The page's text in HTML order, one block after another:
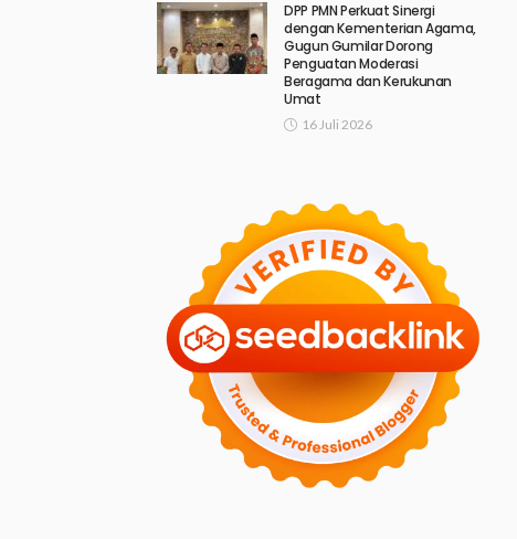
DPP PMN Perkuat Sinergi
dengan Kementerian Agama,
Gugun Gumilar Dorong
Penguatan Moderasi
Beragama dan Kerukunan
Umat
16 Juli 2026